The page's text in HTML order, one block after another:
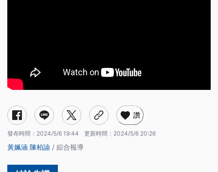
讚
發布時間： 2024/5/6 19:44 更新時間： 2024/5/6 20:26
黃姵涵 陳柏諭 / 綜合報導